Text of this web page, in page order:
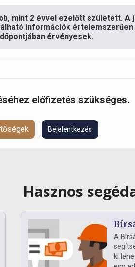
mint 2 évvel ezelőtt született. A
információk értelemszerűen
érvényesek.
előfizetés szükséges.
Bejelentkezés
Hasznos
A
ki